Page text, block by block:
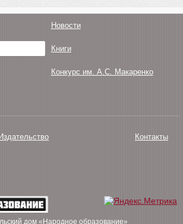
Новости
Книги
Конкурс им. А.С. Макаренко
Издательство Контакты
дом «Народное образование»